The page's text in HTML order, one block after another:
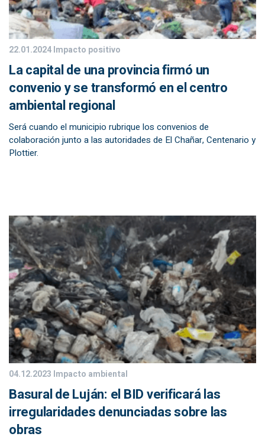
22.01.2024Impacto positivo
La capital de una provincia firmó un
convenio y se transformó en el centro
ambiental regional
Será cuando el municipio rubrique los convenios de
colaboración junto a las autoridades de El Chañar, Centenario y
Plottier.
04.12.2023 Impacto ambiental
Basural de Luján: el BID verificará las
irregularidades denunciadas sobre las
obras